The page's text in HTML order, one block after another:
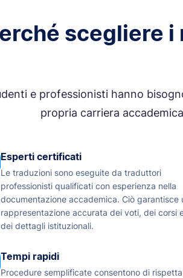
scegliere
e professionisti hanno
propria carriera
Esperti certificati
Le traduzioni sono eseguite da traduttori
professionisti qualificati con esperienza nella
documentazione accademica. Ciò garantisce
rappresentazione accurata dei voti, dei corsi
dei dettagli istituzionali.
Tempi rapidi
Procedure semplificate consentono di